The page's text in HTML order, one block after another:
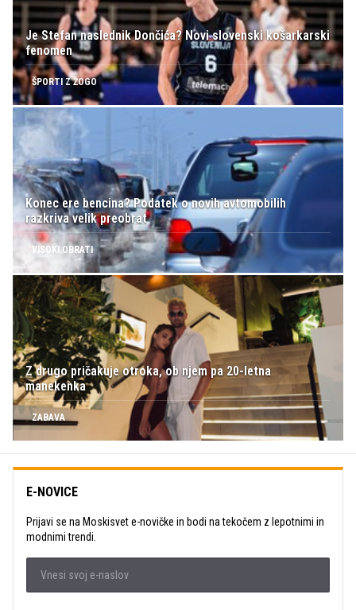
Je Stefan naslednik Dončića? Novi slovenski košarkarski
fenomen
ŠPORTI Z ŽOGO
Konec ere bencina? Podatek o novih avtomobilih
razkriva velik preobrat
VISOKI OBRATI
Z drugo pričakuje otroka, ob njem pa 20-letna
manekenka
ZABAVA
E-NOVICE
Prijavi se na Moskisvet e-novičke in bodi na tekočem z lepotnimi in
modnimi trendi.